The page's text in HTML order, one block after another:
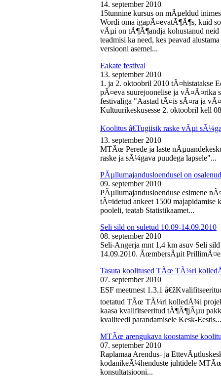
14. september 2010
15tunnine kursus on mÃµeldud
Wordi oma igapÃ¤evatÃ¶Ã¶s, kuid
vÃµi on tÃ¶Ã¶andja kohustanud neid
teadmisi ka need, kes peavad
versiooni asemel...
Eakate festival
13. september 2010
1. ja 2. oktoobril 2010 tÃ¤histatakse
pÃ¤eva suurejoonelise ja vÃ¤Ã¤rika
festivaliga "Aastad tÃ¤is sÃ¤ra ja
Kultuurikeskusesse 2. oktoobril kell
Koolitus â€Tugiisik raske vÃµi
13. september 2010
MTÃœ Perede ja laste
raske ja sÃ¼gava puudega lapsele"...
PÃµllumajandusloendusel on
09. september 2010
PÃµllumajandusloenduse esimene
tÃ¤idetud ankeet 1500 majapidamise
pooleli, teatab Statistikaamet...
Seli sild on suletud 10.09-14.09.2010
08. september 2010
Seli-Angerja mnt 1,4 km asuv Seli
14.09.2010. ÃœmbersÃµit
Tasuta koolitused TÃœ TÃ¼ri
07. september 2010
ESF meetmest 1.3.1
toetatud TÃœ TÃ¼ri kolledÅ¾i
kaasa kvalifitseeritud tÃ¶Ã¶jÃµu
kvaliteedi parandamisele Kesk-Eestis...
MTÃœ arengukava koostamise
07. september 2010
Raplamaa Arendus- ja
kodanikeÃ¼henduste juhtidele
konsultatsiooni...